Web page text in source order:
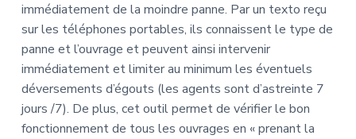
immédiatement de la moindre panne. Par un texto reçu
sur les téléphones portables, ils connaissent le type de
panne et l’ouvrage et peuvent ainsi intervenir
immédiatement et limiter au minimum les éventuels
déversements d’égouts (les agents sont d’astreinte 7
jours /7). De plus, cet outil permet de vérifier le bon
fonctionnement de tous les ouvrages en « prenant la